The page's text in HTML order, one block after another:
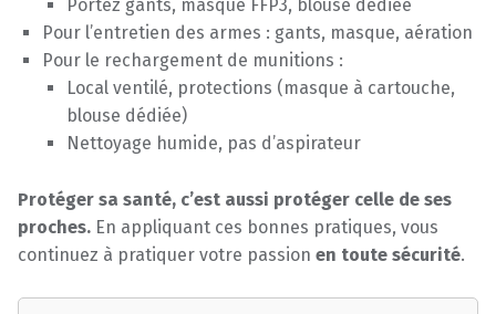
Portez gants, masque FFP3, blouse dédiée
Pour l’entretien des armes : gants, masque, aération
Pour le rechargement de munitions :
Local ventilé, protections (masque à cartouche,
blouse dédiée)
Nettoyage humide, pas d’aspirateur
Protéger sa santé, c’est aussi protéger celle de ses
proches. En appliquant ces bonnes pratiques, vous
continuez à pratiquer votre passion en toute sécurité.